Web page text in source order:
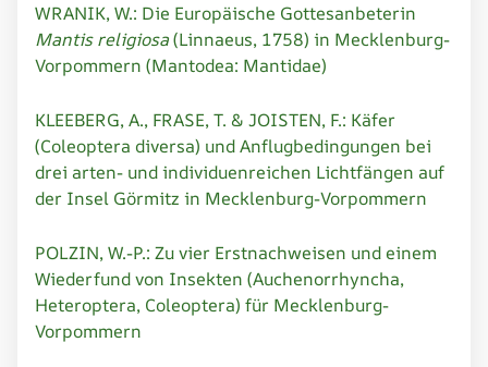
WRANIK, W.: Die Europäische Gottesanbeterin
Mantis religiosa(Linnaeus, 1758) in Mecklenburg-
Vorpommern (Mantodea: Mantidae)
KLEEBERG, A., FRASE, T. & JOISTEN, F.: Käfer
(Coleoptera diversa) und Anflugbedingungen bei
drei arten- und individuenreichen Lichtfängen auf
der Insel Görmitz in Mecklenburg-Vorpommern
POLZIN, W.-P.: Zu vier Erstnachweisen und einem
Wiederfund von Insekten (Auchenorrhyncha,
Heteroptera, Coleoptera) für Mecklenburg-
Vorpommern